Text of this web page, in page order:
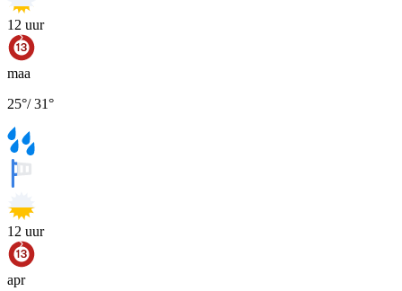
12 uur
maa
25°/31°
12 uur
apr